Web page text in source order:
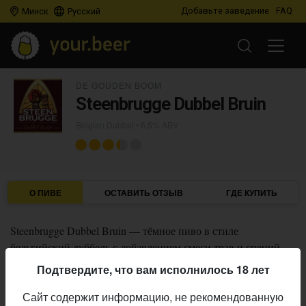
Минск Русский Добавьте заведение FAQ
Steenbrugge Dubbel Bruin
О ПИВЕ ОСТАВИТЬ ОТЗЫВ ГДЕ КУПИТЬ
Steenbrugge Dubbel Bruin — тёмное пиво в стиле
бельгийский дуббель с добавлением смеси трав и специй.
Это пиво коричневого цвета с кремово-бежевой пенной
шапкой обладает ярким, солодовым вкусом с фруктовыми и
карамельными тонами, дополненными тонами специй, трав
Подтвердите, что вам исполнилось 18 лет
Сайт содержит информацию, не рекомендованную